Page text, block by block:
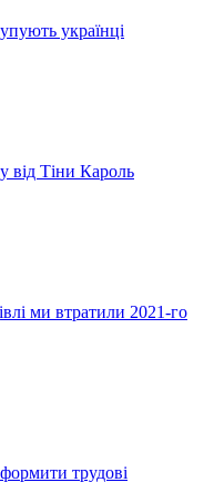
українці
від Тіни Кароль
ми втратили 2021-го
трудові